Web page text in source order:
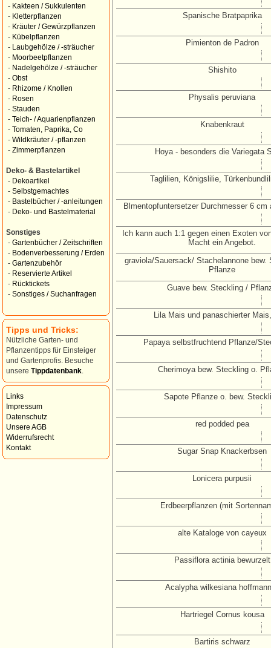
- Kakteen / Sukkulenten
- Kletterpflanzen
- Kräuter / Gewürzpflanzen
- Kübelpflanzen
-
Laubgehölze / -sträucher
- Moorbeetpflanzen
- Nadelgehölze / -sträucher
- Obst
- Rhizome / Knollen
- Rosen
- Stauden
- Teich- / Aquarienpflanzen
- Tomaten, Paprika, Co
- Wildkräuter / -pflanzen
- Zimmerpflanzen
Deko- & Bastelartikel
- Dekoartikel
- Selbstgemachtes
- Bastelbücher / -anleitungen
- Deko- und Bastelmaterial
Sonstiges
- Gartenbücher / Zeitschriften
- Bodenverbesserung / Erden
- Gartenzubehör
- Reservierte Artikel
- Rücktickets
- Sonstiges / Suchanfragen
Tipps und Tricks:
Nützliche Garten- und
Pflanzentipps für Einsteiger
und Gartenprofis. Besuche
unsere Tippdatenbank
Links
Impressum
Datenschutz
Unsere AGB
Widerrufsrecht
Kontakt
Spanische Bratpaprika
Pimienton de Padron
Shishito
Physalis peruviana
Knabenkraut
Hoya - besonders die Variegata
Taglilien, Königslilie,
Blmentopfuntersetzer Durchmesser 6
Ich kann auch 1:1 gegen einen Exoten
Macht ein Angebot.
graviola/Sauersack/ Stachelannone bew.
Pflanze
Guave bew. Steckling /
Lila Mais und panaschierter
Papaya selbstfruchtend Pflanze/
Cherimoya bew. Steckling o.
Sapote Pflanze o. bew.
red podded pea
Sugar Snap Knackerbsen
Lonicera purpusii
Erdbeerpflanzen (mit
alte Kataloge von cayeux
Passiflora actinia bewurzelt
Acalypha wilkesiana
Hartriegel Cornus kousa
Bartiris schwarz